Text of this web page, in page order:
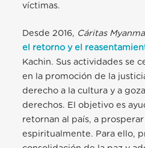
víctimas.
Desde 2016, Cáritas
el retorno y el
Kachin. Sus actividades se
en la promoción de la
derecho a la cultura y a
derechos. El objetivo es
retornan al país, a prosperar
espiritualmente. Para ello,